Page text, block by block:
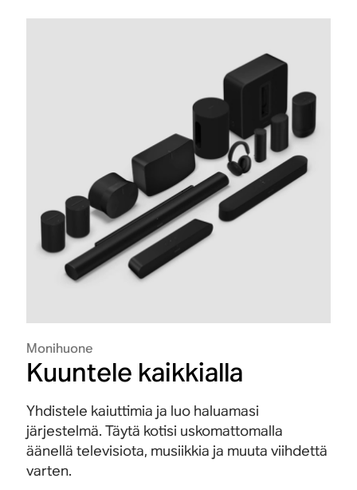
Monihuone
Kuuntele kaikkialla
Yhdistele kaiuttimia ja luo haluamasi
järjestelmä. Täytä kotisi uskomattomalla
äänellä televisiota, musiikkia ja muuta viihdettä
varten.